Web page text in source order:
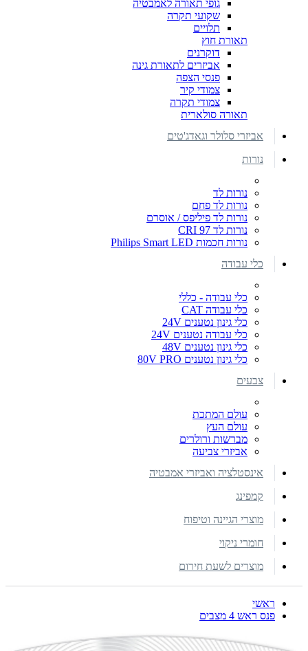
גופי תאורה לאמבטיה
שקועי תקרה
תלויים
תאורת חוץ
דוקרנים
אביזרים לתאורת גינה
פנסי הצפה
צמודי קיר
צמודי תקרה
תאורה סולארית
אביזרי סלולר וגאדג'טים
נורות
נורות לד
נורות לד פחם
נורות לד פיליפס / אוסרם
נורות לד CRI 97
נורות חכמות Philips Smart LED
כלי עבודה
כלי עבודה - כללי
כלי עבודה CAT
כלי גינון נטענים 24V
כלי עבודה נטענים 24V
כלי גינון נטענים 48V
כלי גינון נטענים 80V PRO
צבעים
עולם המתכת
עולם העץ
מברשות ורולרים
אביזרי צביעה
אינסטלציה ואביזרי אמבטיה
קמפינג
מוצרי הגיינה וטיפוח
חומרי ניקוי
מוצרים לשעת חירום
ראשי
פנס ראש 4 מצבים